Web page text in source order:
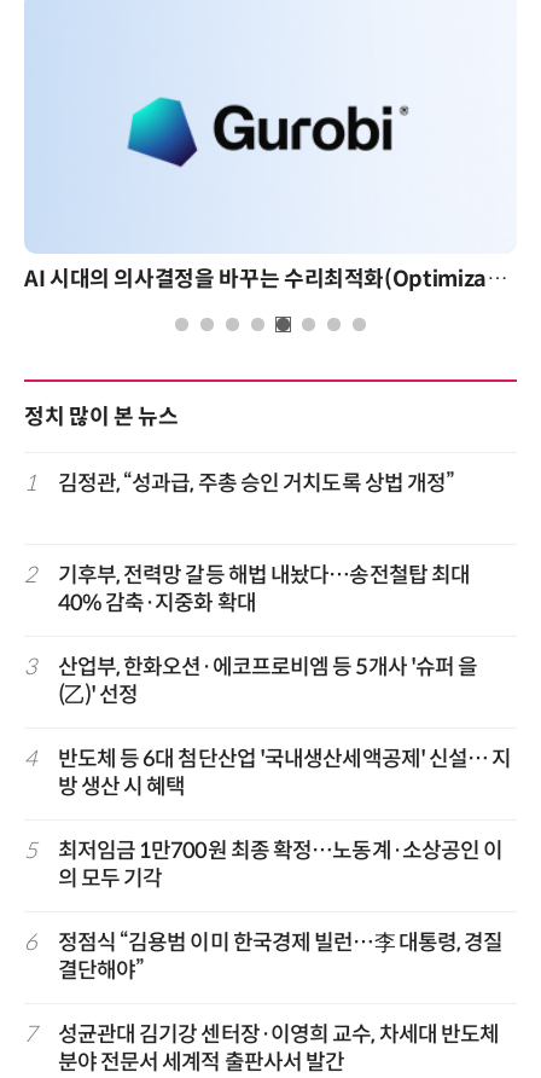
AI 핀옵스 실전 세미나: 폭증하는 AI 토큰 비용 관리 전략
정치 많이 본 뉴스
1 김정관, “성과급, 주총 승인 거치도록 상법 개정”
2
기후부, 전력망 갈등 해법 내놨다…송전철탑 최대
40% 감축·지중화 확대
3
산업부, 한화오션·에코프로비엠 등 5개사 '슈퍼 을
(乙)' 선정
4
반도체 등 6대 첨단산업 '국내생산세액공제' 신설… 지
방 생산 시 혜택
5
최저임금 1만700원 최종 확정…노동계·소상공인 이
의 모두 기각
6
정점식 “김용범 이미 한국경제 빌런…李 대통령, 경질
결단해야”
7
성균관대 김기강 센터장·이영희 교수, 차세대 반도체
분야 전문서 세계적 출판사서 발간